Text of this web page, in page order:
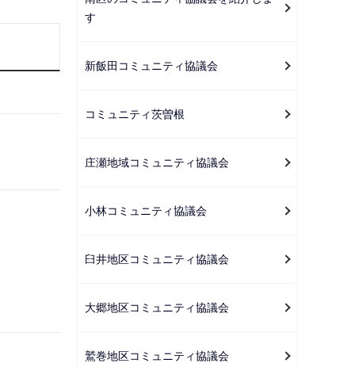
ー
シ
ン
こ
ら
す
新飯田コミュニティ協議会
コミュニティ茨曽根
庄瀬地域コミュニティ協議会
小林コミュニティ協議会
臼井地区コミュニティ協議会
大郷地区コミュニティ協議会
鷲巻地区コミュニティ協議会